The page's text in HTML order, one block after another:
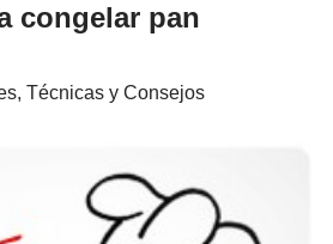
congelar pan
, Técnicas y Consejos